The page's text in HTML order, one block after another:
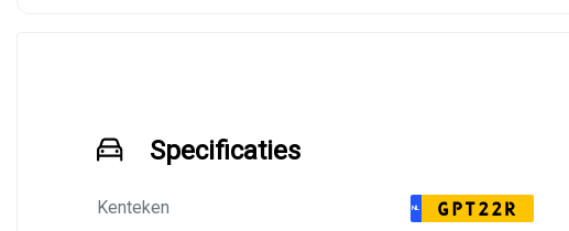
Specificaties
Kenteken NL GPT22R